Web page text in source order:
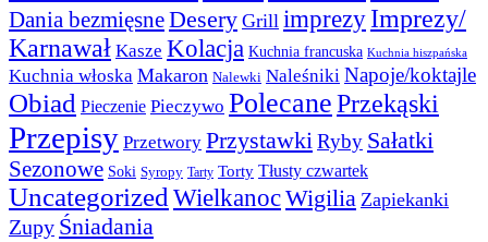
Dania bezmięsneDesery Grill imprezy Imprezy/
Karnawał Kasze Kolacja Kuchnia francuska Kuchnia hiszpańska
Kuchnia włoska Makaron Nalewki Naleśniki Napoje/koktajle
Obiad Pieczenie Pieczywo PolecanePrzekąski
Przepisy Przetwory PrzystawkiRyby Sałatki
Sezonowe Soki Syropy Tarty Torty Tłusty czwartek
UncategorizedWielkanocWigilia Zapiekanki
Zupy Śniadania